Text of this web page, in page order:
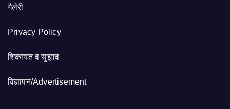
गैलेरी
Privacy Policy
शिकायत व सुझाव
विज्ञापन/Advertisement